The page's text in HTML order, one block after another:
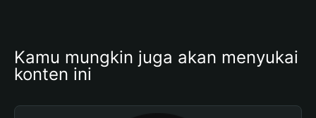
Kamu mungkin juga akan menyukai
konten ini